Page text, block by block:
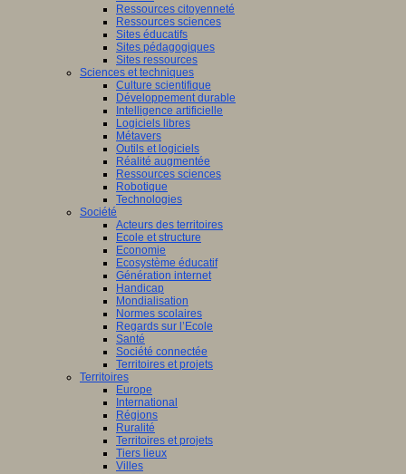
Ressources citoyenneté
Ressources sciences
Sites éducatifs
Sites pédagogiques
Sites ressources
Sciences et techniques
Culture scientifique
Développement durable
Intelligence artificielle
Logiciels libres
Métavers
Outils et logiciels
Réalité augmentée
Ressources sciences
Robotique
Technologies
Société
Acteurs des territoires
Ecole et structure
Economie
Ecosystème éducatif
Génération internet
Handicap
Mondialisation
Normes scolaires
Regards sur l’Ecole
Santé
Société connectée
Territoires et projets
Territoires
Europe
International
Régions
Ruralité
Territoires et projets
Tiers lieux
Villes